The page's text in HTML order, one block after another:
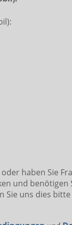
haben Sie
und benötigen
Sie uns dies